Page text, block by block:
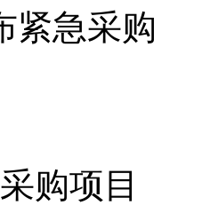
紧急采购
购项目